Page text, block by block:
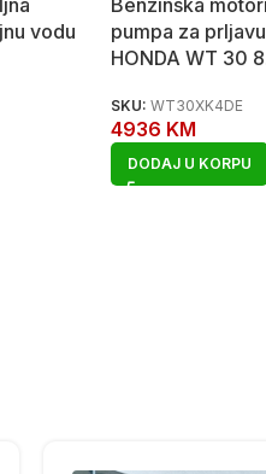
vodu
pumpa za
HONDA WT 30
SKU:WT30XK4DE
4936 KM
DODAJ U KORPU